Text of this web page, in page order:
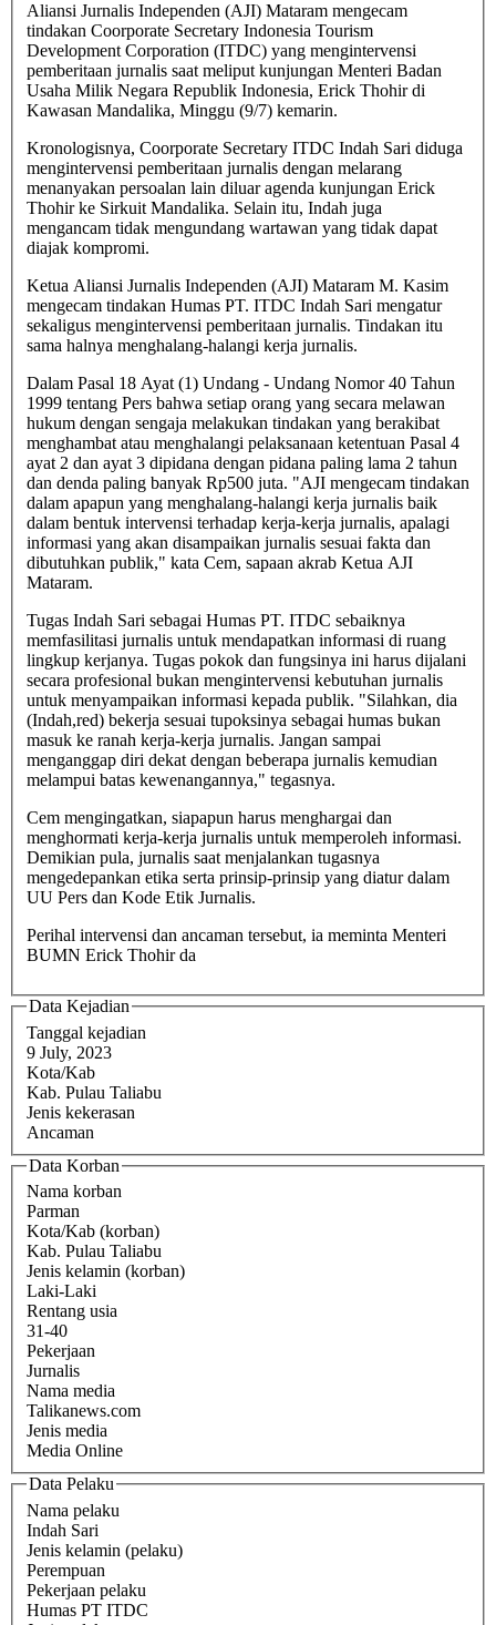
Aliansi Jurnalis Independen (AJI) Mataram mengecam
tindakan Coorporate Secretary Indonesia Tourism
Development Corporation (ITDC) yang mengintervensi
pemberitaan jurnalis saat meliput kunjungan Menteri Badan
Usaha Milik Negara Republik Indonesia, Erick Thohir di
Kawasan Mandalika, Minggu (9/7) kemarin.
Kronologisnya, Coorporate Secretary ITDC Indah Sari diduga
mengintervensi pemberitaan jurnalis dengan melarang
menanyakan persoalan lain diluar agenda kunjungan Erick
Thohir ke Sirkuit Mandalika. Selain itu, Indah juga
mengancam tidak mengundang wartawan yang tidak dapat
diajak kompromi.
Ketua Aliansi Jurnalis Independen (AJI) Mataram M. Kasim
mengecam tindakan Humas PT. ITDC Indah Sari mengatur
sekaligus mengintervensi pemberitaan jurnalis. Tindakan itu
sama halnya menghalang-halangi kerja jurnalis.
Dalam Pasal 18 Ayat (1) Undang - Undang Nomor 40 Tahun
1999 tentang Pers bahwa setiap orang yang secara melawan
hukum dengan sengaja melakukan tindakan yang berakibat
menghambat atau menghalangi pelaksanaan ketentuan Pasal 4
ayat 2 dan ayat 3 dipidana dengan pidana paling lama 2 tahun
dan denda paling banyak Rp500 juta. "AJI mengecam tindakan
dalam apapun yang menghalang-halangi kerja jurnalis baik
dalam bentuk intervensi terhadap kerja-kerja jurnalis, apalagi
informasi yang akan disampaikan jurnalis sesuai fakta dan
dibutuhkan publik," kata Cem, sapaan akrab Ketua AJI
Mataram.
Tugas Indah Sari sebagai Humas PT. ITDC sebaiknya
memfasilitasi jurnalis untuk mendapatkan informasi di ruang
lingkup kerjanya. Tugas pokok dan fungsinya ini harus dijalani
secara profesional bukan mengintervensi kebutuhan jurnalis
untuk menyampaikan informasi kepada publik. "Silahkan, dia
(Indah,red) bekerja sesuai tupoksinya sebagai humas bukan
masuk ke ranah kerja-kerja jurnalis. Jangan sampai
menganggap diri dekat dengan beberapa jurnalis kemudian
melampui batas kewenangannya," tegasnya.
Cem mengingatkan, siapapun harus menghargai dan
menghormati kerja-kerja jurnalis untuk memperoleh informasi.
Demikian pula, jurnalis saat menjalankan tugasnya
mengedepankan etika serta prinsip-prinsip yang diatur dalam
UU Pers dan Kode Etik Jurnalis.
Perihal intervensi dan ancaman tersebut, ia meminta Menteri
BUMN Erick Thohir da
Data Kejadian
Tanggal kejadian
9 July, 2023
Kota/Kab
Kab. Pulau Taliabu
Jenis kekerasan
Ancaman
Data Korban
Nama korban
Parman
Kota/Kab (korban)
Kab. Pulau Taliabu
Jenis kelamin (korban)
Laki-Laki
Rentang usia
31-40
Pekerjaan
Jurnalis
Nama media
Talikanews.com
Jenis media
Media Online
Data Pelaku
Nama pelaku
Indah Sari
Jenis kelamin (pelaku)
Perempuan
Pekerjaan pelaku
Humas PT ITDC